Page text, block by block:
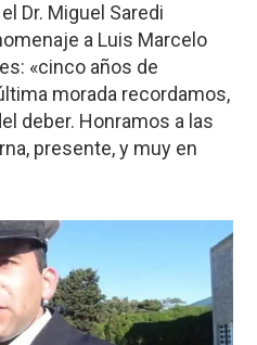
Dr. Miguel Saredi
a Luis Marcelo
«cinco años de
morada recordamos,
deber. Honramos a las
presente, y muy en